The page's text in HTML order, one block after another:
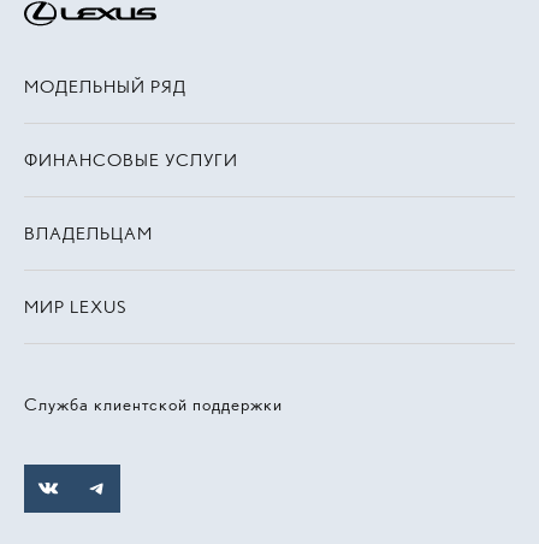
Служба клиентской поддержки
МОДЕЛЬНЫЙ РЯД
ФИНАНСОВЫЕ УСЛУГИ
ВЛАДЕЛЬЦАМ
МИР LEXUS